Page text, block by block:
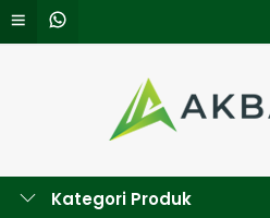
Kategori Produk